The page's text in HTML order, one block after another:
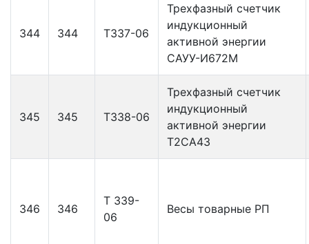
344 344 Т337-06
Трехфазный счетчик
индукционный
активной энергии
САУУ-И672М
345 345 Т338-06
Трехфазный счетчик
индукционный
активной энергии
Т2СА43
346 346
Т 339-
06
Весы товарные РП